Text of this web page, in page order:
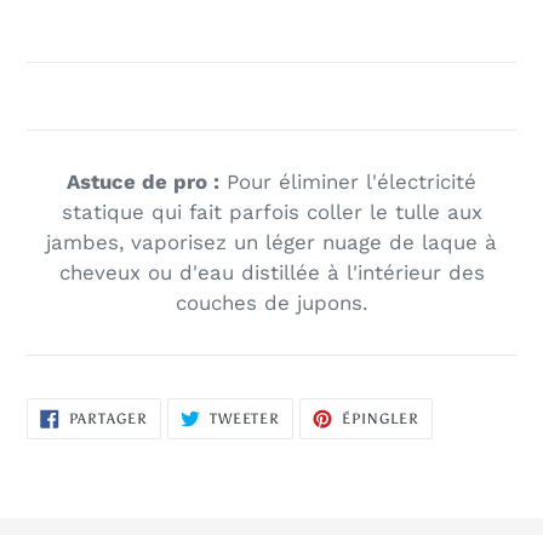
Astuce de pro : Pour éliminer l'électricité
statique qui fait parfois coller le tulle aux
jambes, vaporisez un léger nuage de laque à
cheveux ou d'eau distillée à l'intérieur des
couches de jupons.
PARTAGER PARTAGERTWEETER TWEETERÉPINGLER